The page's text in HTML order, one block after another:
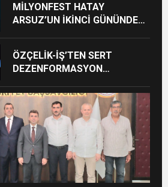
MİLYONFEST HATAY
ARSUZ’UN İKİNCİ GÜNÜNDE
ÖZÇELİK-İŞ’TEN SERT
DEZENFORMASYON
CEZAİ SÜREÇ BAŞLATILDI”